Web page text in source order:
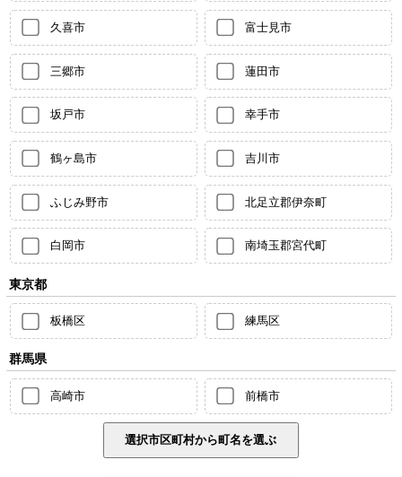
久喜市 富士見市
三郷市 蓮田市
坂戸市 幸手市
鶴ヶ島市 吉川市
ふじみ野市 北足立郡伊奈町
白岡市 南埼玉郡宮代町
東京都
板橋区 練馬区
群馬県
高崎市 前橋市